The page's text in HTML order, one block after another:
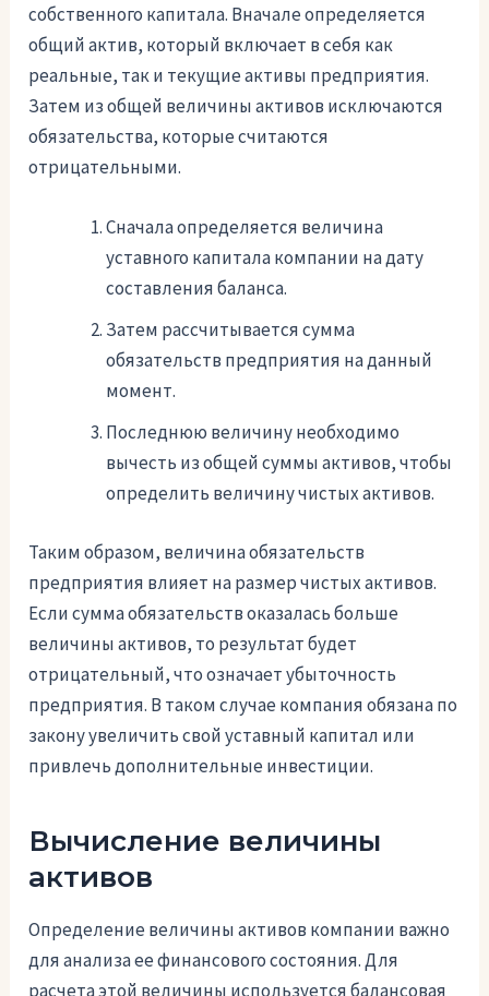
собственного капитала. Вначале определяется
общий актив, который включает в себя как
реальные, так и текущие активы предприятия.
Затем из общей величины активов исключаются
обязательства, которые считаются
отрицательными.
Сначала определяется величина
уставного капитала компании на дату
составления баланса.
Затем рассчитывается сумма
обязательств предприятия на данный
момент.
Последнюю величину необходимо
вычесть из общей суммы активов, чтобы
определить величину чистых активов.
Таким образом, величина обязательств
предприятия влияет на размер чистых активов.
Если сумма обязательств оказалась больше
величины активов, то результат будет
отрицательный, что означает убыточность
предприятия. В таком случае компания обязана по
закону увеличить свой уставный капитал или
привлечь дополнительные инвестиции.
Вычисление величины
активов
Определение величины активов компании важно
для анализа ее финансового состояния. Для
расчета этой величины используется балансовая